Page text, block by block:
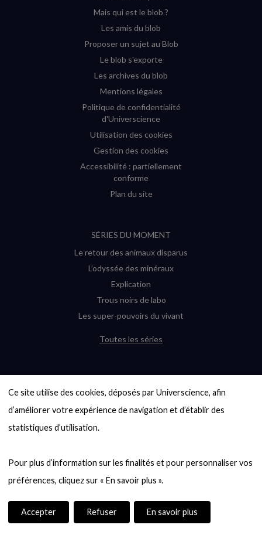
Ce site utilise des cookies, déposés par Universcience, afin
d’améliorer votre expérience de navigation et d’établir des
statistiques d’utilisation.
Pour plus d’information sur les finalités et pour personnaliser vos
Accepter Refuser En savoir plus
(nouvelle
(nouvelle
Mais qui est le blob ?
Les amis du blob
Proposer un sujet au Blob
Le blob s'exporte
Les archives du blob
Mentions légales
Politique de confidentialité
d'Universcience
Utilisation des cookies
Gestion des cookies
Accessibilité : partiellement
conforme
Plan du site
SÉRIES DU MOMENT
Le retour des animaux disparus
L’odyssée des minéraux
Explication
Trous noirs de labo
Les super-pouvoirs du vivant
Toutes les séries
6000 exoplanètes, et pas de « Terre »
en vue ?
Quel avenir pour les cryptos ?
Entre mathématiques et politique : la
quête d’un vote équitable
casse-tête